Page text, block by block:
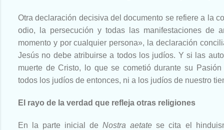
Otra declaración decisiva del documento se refiere a la
odio, la persecución y todas las manifestaciones de
momento y por cualquier persona», la declaración
Jesús no debe atribuirse a todos los judíos. Y si las
muerte de Cristo, lo que se cometió durante su
todos los judíos de entonces, ni a los judíos de nuestro
El rayo de la verdad que refleja otras religiones
En la parte inicial deNostra aetate se cita el